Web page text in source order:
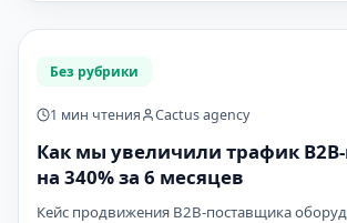
Без рубрики
1 мин чтения Cactus agency
Как мы увеличили трафик
на 340% за 6 месяцев
Кейс продвижения B2B-поставщика